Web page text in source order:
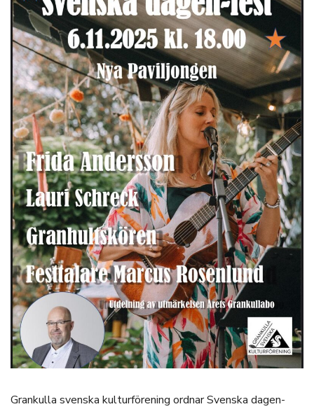
Grankulla svenska kulturförening ordnar Svenska dagen-